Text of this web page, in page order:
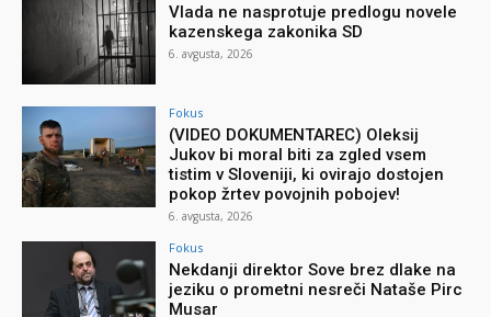
Vlada ne nasprotuje predlogu novele
kazenskega zakonika SD
6. avgusta, 2026
Fokus
(VIDEO DOKUMENTAREC) Oleksij
Jukov bi moral biti za zgled vsem
tistim v Sloveniji, ki ovirajo dostojen
pokop žrtev povojnih pobojev!
6. avgusta, 2026
Fokus
Nekdanji direktor Sove brez dlake na
jeziku o prometni nesreči Nataše Pirc
Musar